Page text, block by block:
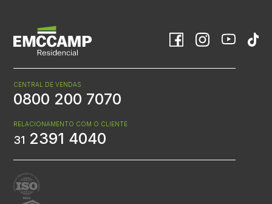
CENTRAL DE VENDAS
0800 200 7070
RELACIONAMENTO COM O CLIENTE
31 2391 4040